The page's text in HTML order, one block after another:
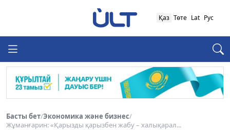
Қаз Төте Lat Рус
Басты бет/Экономика және бизнес/
Жұманғарин: «Қарызды қарызбен жабу – халықарал...